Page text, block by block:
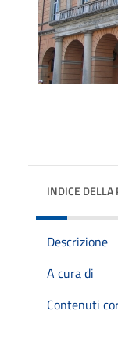
INDICE DELLA
Descrizione
A cura di
Contenuti